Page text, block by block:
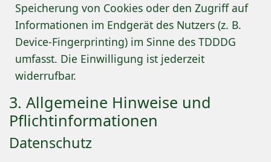
Speicherung von Cookies oder den Zugriff auf
Informationen im Endgerät des Nutzers (z. B.
Device-Fingerprinting) im Sinne des TDDDG
umfasst. Die Einwilligung ist jederzeit
widerrufbar.
3. Allgemeine Hinweise und
Pflicht­informationen
Datenschutz